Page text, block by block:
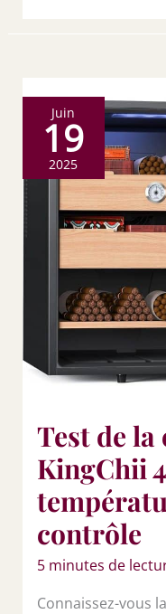
Juin
19
2025
Test de la
KingChii
contrôle
5 minutes de
Connaissez-vous